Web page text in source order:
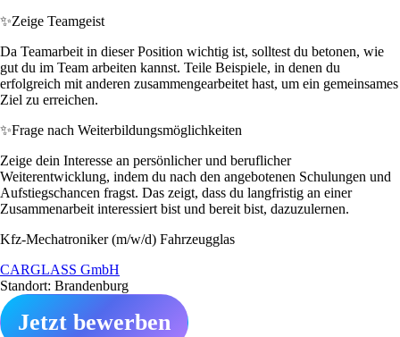
✨Zeige Teamgeist
Da Teamarbeit in dieser Position wichtig ist, solltest du betonen, wie
gut du im Team arbeiten kannst. Teile Beispiele, in denen du
erfolgreich mit anderen zusammengearbeitet hast, um ein gemeinsames
Ziel zu erreichen.
✨Frage nach Weiterbildungsmöglichkeiten
Zeige dein Interesse an persönlicher und beruflicher
Weiterentwicklung, indem du nach den angebotenen Schulungen und
Aufstiegschancen fragst. Das zeigt, dass du langfristig an einer
Zusammenarbeit interessiert bist und bereit bist, dazuzulernen.
Kfz-Mechatroniker (m/w/d) Fahrzeugglas
CARGLASS GmbH
Standort: Brandenburg
Jetzt bewerben